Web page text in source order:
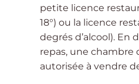
petite licence
18°) ou la licence
degrés d’alcool). En
repas, une chambre
autorisée à vendre